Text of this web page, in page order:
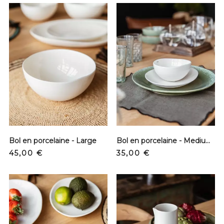
Bol en porcelaine - Large
Precio
45,00 €
Bol en porcelaine - Medium sérigraphié
Precio
35,00 €